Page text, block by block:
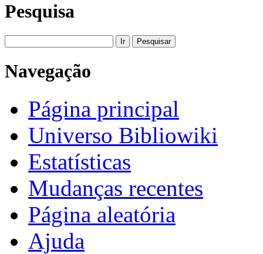
Pesquisa
Navegação
Página principal
Universo Bibliowiki
Estatísticas
Mudanças recentes
Página aleatória
Ajuda